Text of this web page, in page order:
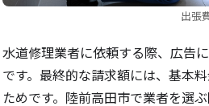
出張
水道修理業者に依頼する際、広告
です。最終的な請求額には、基本
ためです。陸前高田市で業者を選